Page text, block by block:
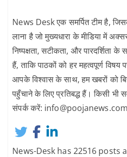
News Desk एक समर्पित टीम है,
लाना है जो मुख्यधारा के मीडिया में
निष्पक्षता, सटीकता, और पारदर्शिता
हैं, ताकि पाठकों को हर महत्वपूर्ण
आपके विश्वास के साथ, हम खबरों को
पहुँचाने के लिए प्रतिबद्ध हैं। किसी भी
संपर्क करें: info@poojanews.com
News-Desk has 22516 posts